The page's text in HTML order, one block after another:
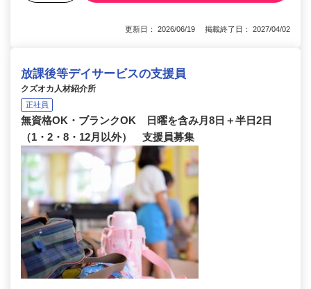
更新日： 2026/06/19 掲載終了日： 2027/04/02
放課後等デイサービスの支援員
クズオカ人材紹介所
正社員
無資格OK・ブランクOK 日曜を含み月8日＋半日2日
（1・2・8・12月以外） 支援員募集